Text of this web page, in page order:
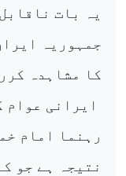
یہ بات
جمہوریہ
کا مشاہدہ
ایرانی عوام
رہنما امام
نتیجہ ہے جو